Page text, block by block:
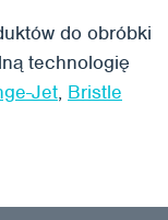
do obróbki
technologię
Jet, Bristle